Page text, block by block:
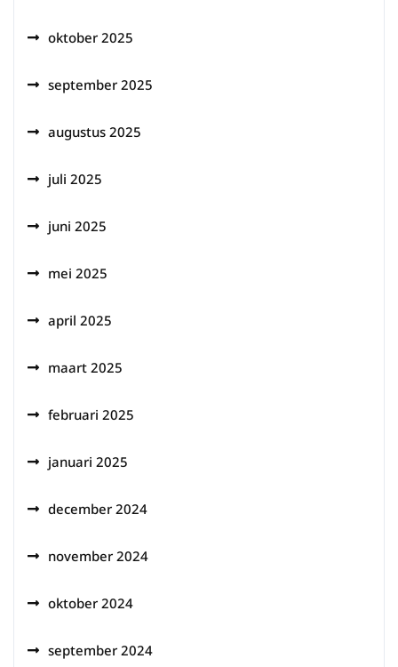
oktober 2025
september 2025
augustus 2025
juli 2025
juni 2025
mei 2025
april 2025
maart 2025
februari 2025
januari 2025
december 2024
november 2024
oktober 2024
september 2024